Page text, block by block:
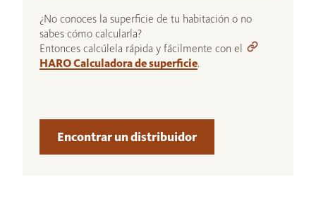
¿No conoces la superficie de tu habitación o no
sabes cómo calcularla?
Entonces calcúlela rápida y fácilmente con el
HARO Calculadora de superficie.
Encontrar un distribuidor